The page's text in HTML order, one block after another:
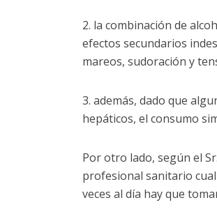
2. la combinación de
efectos secundarios
mareos, sudoración y
3. además, dado que
hepáticos, el consumo
Por otro lado, según el
profesional sanitario
veces al día hay que